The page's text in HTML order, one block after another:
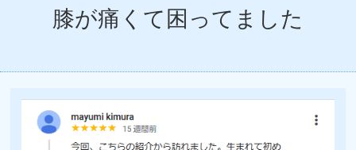
膝が痛くて困ってました